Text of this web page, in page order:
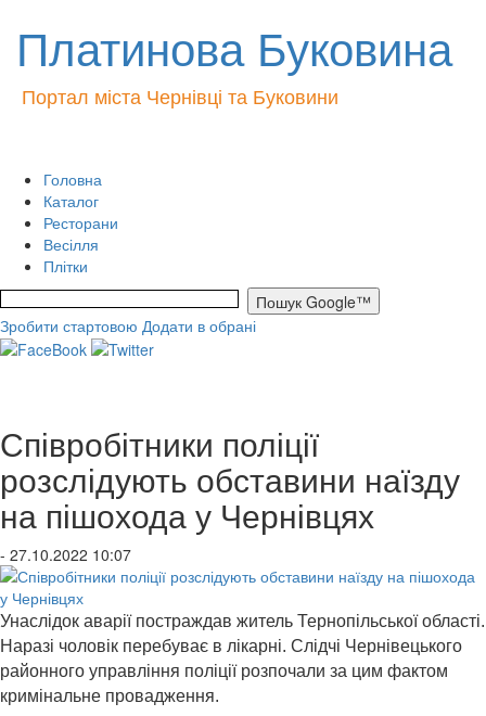
Платинова Буковина
Портал міста Чернівці та Буковини
Головна
Каталог
Ресторани
Весілля
Плітки
Зробити стартовою Додати в обрані
Співробітники поліції
розслідують обставини наїзду
на пішохода у Чернівцях
- 27.10.2022 10:07
Унаслідок аварії постраждав житель Тернопільської області.
Наразі чоловік перебуває в лікарні. Слідчі Чернівецького
районного управління поліції розпочали за цим фактом
кримінальне провадження.